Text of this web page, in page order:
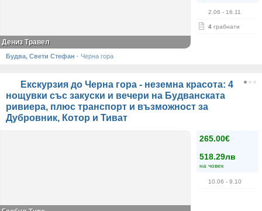
2.06 - 16.11
4 грабнати
Дениз Травел
Будва, Свети Стефан · Черна гора
Екскурзия до Черна гора - неземна красота: 4
нощувки със закуски и вечери на Будванската
ривиера, плюс транспорт и възможност за
Дубровник, Котор и Тиват
265.00€
518.29лв
на човек
10.06 - 9.10